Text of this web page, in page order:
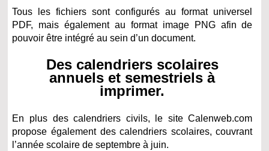
Tous les fichiers sont configurés au format universel
PDF, mais également au format image PNG afin de
pouvoir être intégré au sein d’un document.
Des calendriers scolaires
annuels et semestriels à
imprimer.
En plus des calendriers civils, le site Calenweb.com
propose également des calendriers scolaires, couvrant
l’année scolaire de septembre à juin.